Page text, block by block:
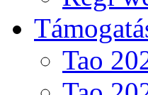
Tao